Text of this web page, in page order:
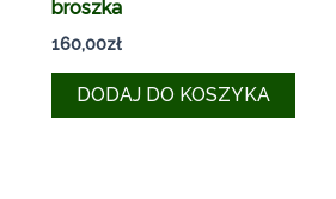
broszka
160,00zł
DODAJ DO KOSZYKA